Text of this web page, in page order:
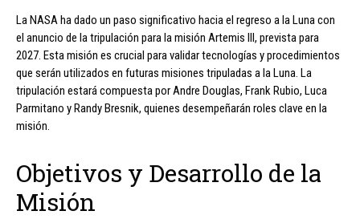
La NASA ha dado un paso significativo hacia el regreso a la Luna con
el anuncio de la tripulación para la misión Artemis III, prevista para
2027. Esta misión es crucial para validar tecnologías y procedimientos
que serán utilizados en futuras misiones tripuladas a la Luna. La
tripulación estará compuesta por Andre Douglas, Frank Rubio, Luca
Parmitano y Randy Bresnik, quienes desempeñarán roles clave en la
misión.
Objetivos y Desarrollo de la
Misión